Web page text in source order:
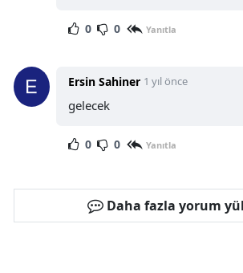
0 0 Yanıtla
Ersin Sahiner 1 yıl önce
gelecek
0 0 Yanıtla
Daha fazla yorum